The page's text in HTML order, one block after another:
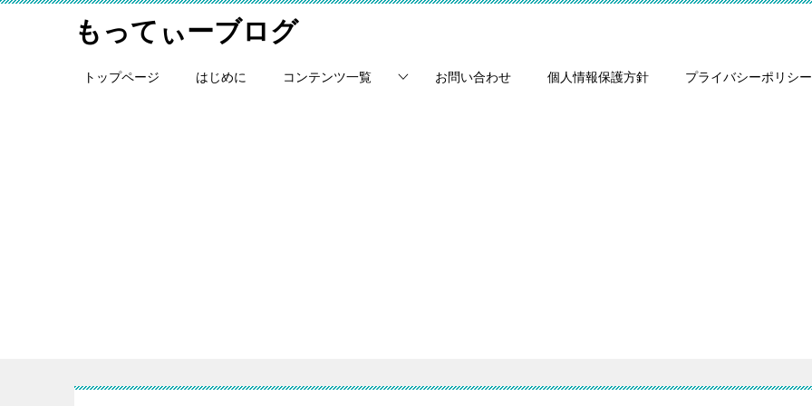
もってぃーブログ
トップページ はじめに コンテンツ一覧 お問い合わせ 個人情報保護方針 プライバシーポリシー